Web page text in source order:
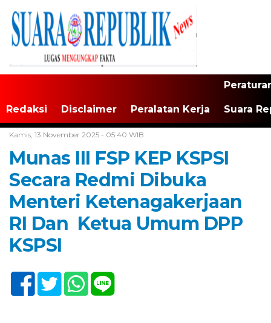
Redaksi Disclaimer Peralatan Kerja Suara
Kamis, 13 November 2025 - 05:40 WIB
Munas III FSP KEP KSPSI
Secara Redmi Dibuka
Menteri Ketenagakerjaan
RI Dan Ketua Umum DPP
KSPSI